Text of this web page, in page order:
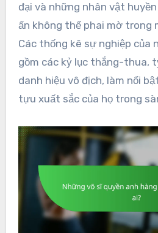
đại và những nhân vật
ấn không thể phai mờ trong
Các thống kê sự nghiệp của
gồm các kỷ lục thắng-thua,
danh hiệu vô địch, làm nổi
tựu xuất sắc của họ trong